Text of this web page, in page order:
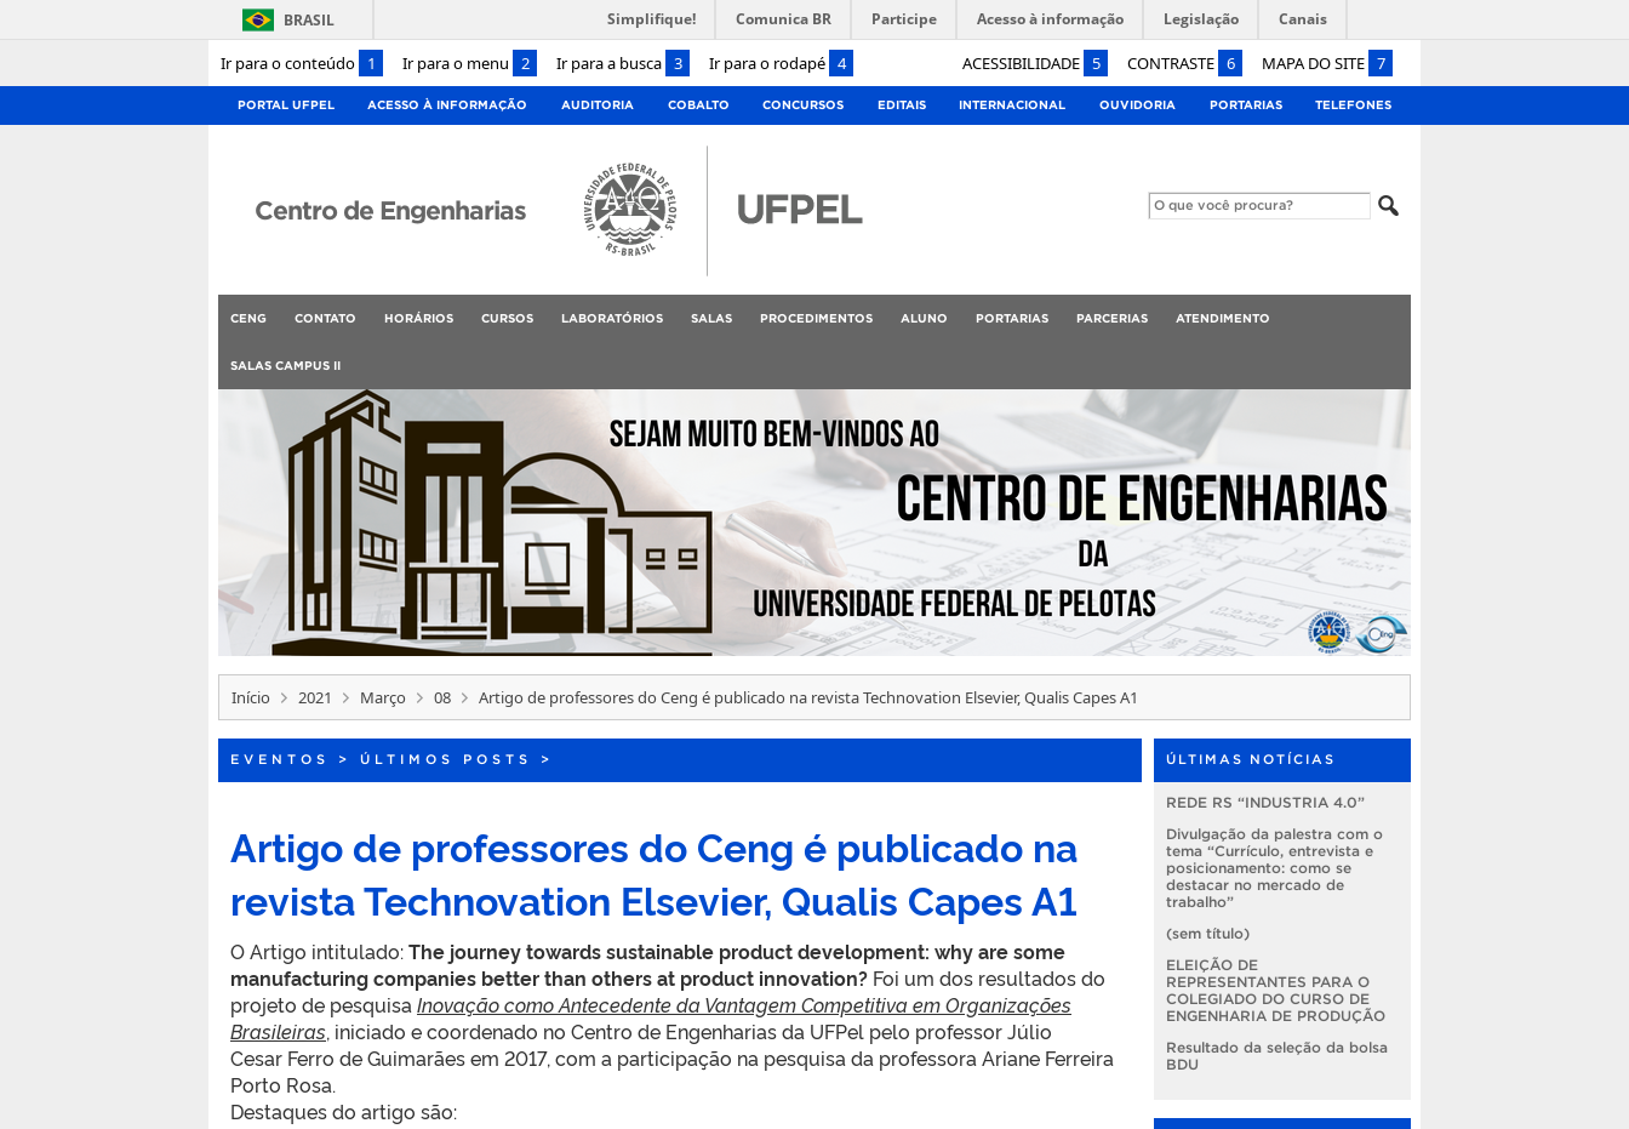
Ir para o conteúdo 1 Ir para o menu 2 Ir para a busca 3 Ir para o rodapé 4 ACESSIBILIDADE 5 CONTRASTE 6 MAPA DO SITE 7
BRASIL Simplifique! Comunica BR Participe Acesso à informação Legislação Canais
PORTAL UFPEL ACESSO À INFORMAÇÃO AUDITORIA COBALTO CONCURSOS EDITAIS INTERNACIONAL OUVIDORIA PORTARIAS TELEFONES
Centro de Engenharias
CENG CONTATO HORÁRIOS CURSOS LABORATÓRIOS SALAS PROCEDIMENTOS ALUNO PORTARIAS PARCERIAS ATENDIMENTO
SALAS CAMPUS II
Início 2021 Março 08 Artigo de professores do Ceng é publicado na revista Technovation Elsevier, Qualis Capes A1
EVENTOS > ÚLTIMOS POSTS >
Artigo de professores do Ceng é publicado na
revista Technovation Elsevier, Qualis Capes A1
O Artigo intitulado:The journey towards sustainable product development: why are some
manufacturing companies better than others at product innovation? Foi um dos resultados do
projeto de pesquisa Inovação como Antecedente da Vantagem Competitiva em Organizações
Brasileiras, iniciado e coordenado no Centro de Engenharias da UFPel pelo professor Júlio
Cesar Ferro de Guimarães em 2017, com a participação na pesquisa da professora Ariane Ferreira
Porto Rosa.
Destaques do artigo são:
ÚLTIMAS NOTÍCIAS
REDE RS “INDUSTRIA 4.0”
Divulgação da palestra com o
tema “Currículo, entrevista e
posicionamento: como se
destacar no mercado de
trabalho”
(sem título)
ELEIÇÃO DE
REPRESENTANTES PARA O
COLEGIADO DO CURSO DE
ENGENHARIA DE PRODUÇÃO
Resultado da seleção da bolsa
BDU